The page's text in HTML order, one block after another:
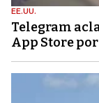
EE.UU.
Telegram
App Store